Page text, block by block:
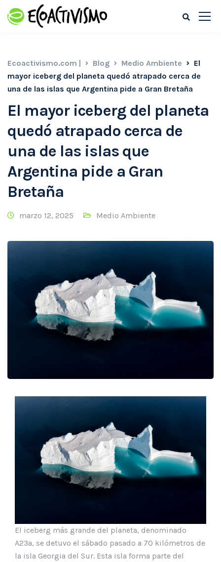
Ecoactivismo.com | Blog Medio Ambiente
El
mayor iceberg del planeta quedó atrapado cerca de
una de las islas que Argentina pide a Gran Bretaña
El mayor iceberg del planeta
quedó atrapado cerca de
una de las islas que
Argentina pide a Gran
Bretaña
marzo 12, 2025 Medio Ambiente
El iceberg más grande del planeta, denominado
A23a, se detuvo el sábado pasado a 70 kilómetros de
la isla Georgia del Sur. Esta isla forma parte del